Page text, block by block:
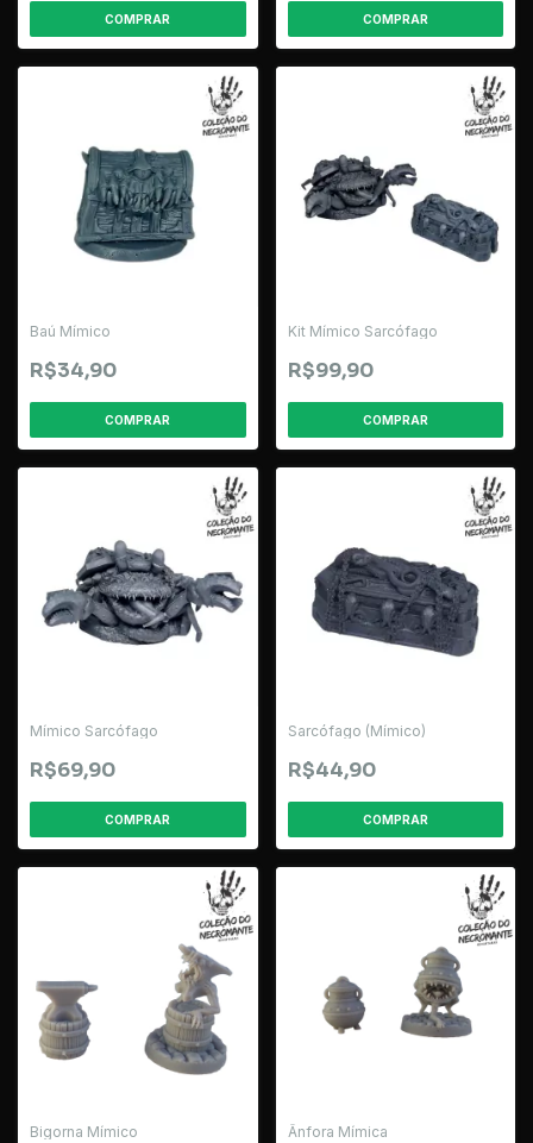
Baú Mímico
R$34,90
Kit Mímico Sarcófago
R$99,90
Mímico Sarcófago
R$69,90
Sarcófago (Mímico)
R$44,90
Bigorna Mímico Ânfora Mímica